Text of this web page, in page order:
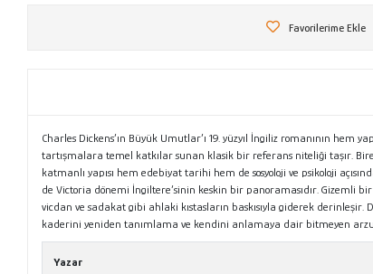
Favorilerime Ekle
Charles Dickens’ın Büyük Umutlar’ı 19. yüzyıl İngiliz romanının
tartışmalara temel katkılar sunan klasik bir referans niteliği taşır.
katmanlı yapısı hem edebiyat tarihi hem de sosyoloji ve psikoloji
de Victoria dönemi İngiltere’sinin keskin bir panoramasıdır. Gizemli
vicdan ve sadakat gibi ahlaki kıstasların baskısıyla giderek
kaderini yeniden tanımlama ve kendini anlamaya dair bitmeyen
Yazar